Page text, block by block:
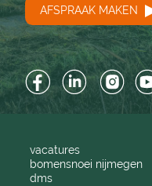
AFSPRAAK MAKEN
FacebookLinkedInInstagram
vacatures
bomensnoei nijmegen
dms